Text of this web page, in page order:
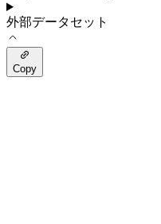
外部データセット
Copy